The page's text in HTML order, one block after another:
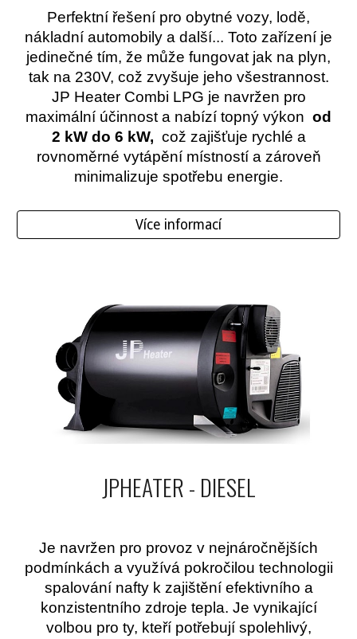
Perfektní řešení pro obytné vozy, lodě,
nákladní automobily a další... Toto zařízení je
jedinečné tím, že může fungovat jak na plyn,
tak na 230V, což zvyšuje jeho všestrannost.
JP Heater Combi LPG je navržen pro
maximální účinnost a nabízí topný výkon od
2 kW do 6 kW, což zajišťuje rychlé a
rovnoměrné vytápění místností a zároveň
minimalizuje spotřebu energie.
Více informací
JPHEATER - DIESEL
Je navržen pro provoz v nejnáročnějších
podmínkách a využívá pokročilou technologii
spalování nafty k zajištění efektivního a
konzistentního zdroje tepla. Je vynikající
volbou pro ty, kteří potřebují spolehlivý,